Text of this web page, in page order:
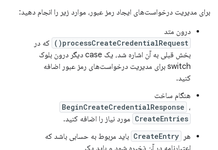
برای مدیریت درخواست‌های ایجاد رمز عبور، موارد زیر را انجام دهید:
درون متد
processCreateCredentialRequest()
که در
بخش قبلی به آن اشاره شد، یک case دیگر درون بلوک
switch برای مدیریت درخواست‌های رمز عبور اضافه
کنید.
هنگام ساخت
BeginCreateCredentialResponse ،
CreateEntries مورد نیاز را اضافه کنید.
هر
CreateEntry باید مربوط به حسابی باشد که
اعتبارنامه در آن ذخیره شود و باید یک